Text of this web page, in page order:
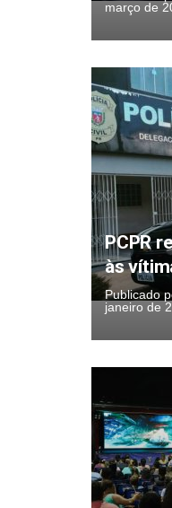
março de
PCPR
às
Publicado
janeiro de